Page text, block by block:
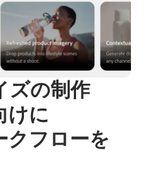
ズの制作
けに
クフローを